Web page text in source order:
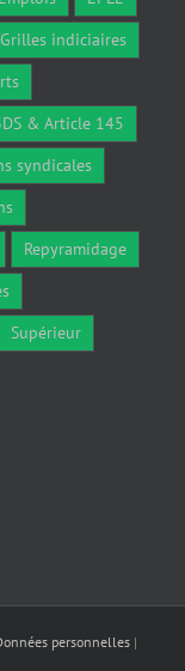
Grilles indiciaires
& Article 145
syndicales
Repyramidage
Supérieur
personnelles |